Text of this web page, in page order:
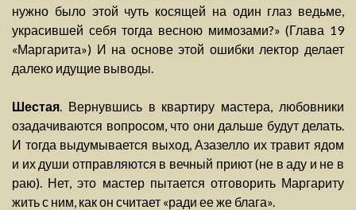
нужно было этой чуть косящей на один глаз ведьме,
украсившей себя тогда весною мимозами?» (Глава 19
«Маргарита») И на основе этой ошибки лектор делает
далеко идущие выводы.
Шестая . Вернувшись в квартиру мастера, любовники
озадачиваются вопросом, что они дальше будут делать.
И тогда выдумывается выход, Азазелло их травит ядом
и их души отправляются в вечный приют (не в аду и не в
раю). Нет, это мастер пытается отговорить Маргариту
жить с ним, как он считает «ради ее же блага».